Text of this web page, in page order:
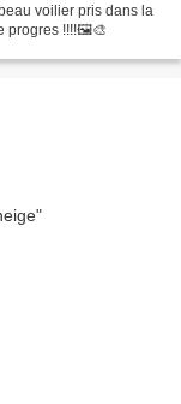
voilier pris dans la
progres !!!!🖼🎨